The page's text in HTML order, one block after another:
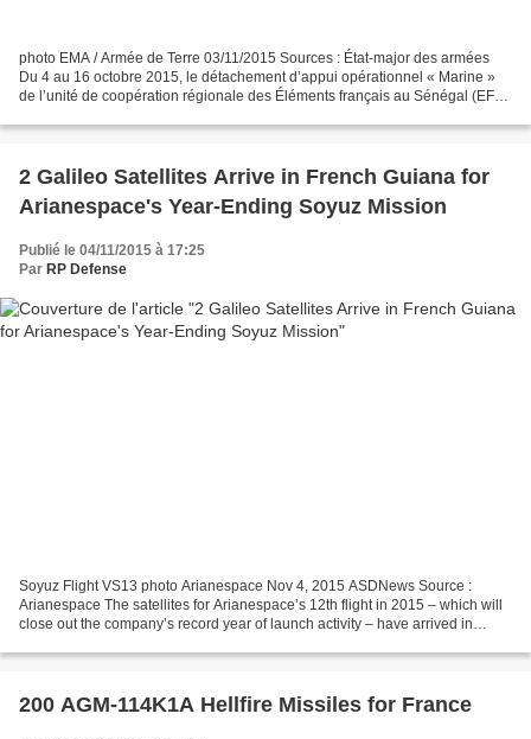
photo EMA / Armée de Terre 03/11/2015 Sources : État-major des armées
Du 4 au 16 octobre 2015, le détachement d’appui opérationnel « Marine »
de l’unité de coopération régionale des Éléments français au Sénégal (EFS)
2 Galileo Satellites Arrive in French Guiana for
Arianespace's Year-Ending Soyuz Mission
Publié le 04/11/2015 à 17:25
Par RP Defense
Soyuz Flight VS13 photo Arianespace Nov 4, 2015 ASDNews Source :
Arianespace The satellites for Arianespace’s 12th flight in 2015 – which will
close out the company’s record year of launch activity – have arrived in
200 AGM-114K1A Hellfire Missiles for France